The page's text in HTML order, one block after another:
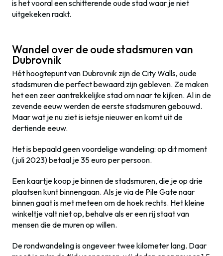
is het vooral een schitterende oude stad waar je niet
uitgekeken raakt.
Wandel over de oude stadsmuren van
Dubrovnik
Hét hoogtepunt van Dubrovnik zijn de City Walls, oude
stadsmuren die perfect bewaard zijn gebleven. Ze maken
het een zeer aantrekkelijke stad om naar te kijken. Al in de
zevende eeuw werden de eerste stadsmuren gebouwd.
Maar wat je nu ziet is ietsje nieuwer en komt uit de
dertiende eeuw.
Het is bepaald geen voordelige wandeling: op dit moment
(juli 2023) betaal je 35 euro per persoon.
Een kaartje koop je binnen de stadsmuren, die je op drie
plaatsen kunt binnengaan. Als je via de Pile Gate naar
binnen gaat is met meteen om de hoek rechts. Het kleine
winkeltje valt niet op, behalve als er een rij staat van
mensen die de muren op willen.
De rondwandeling is ongeveer twee kilometer lang. Daar